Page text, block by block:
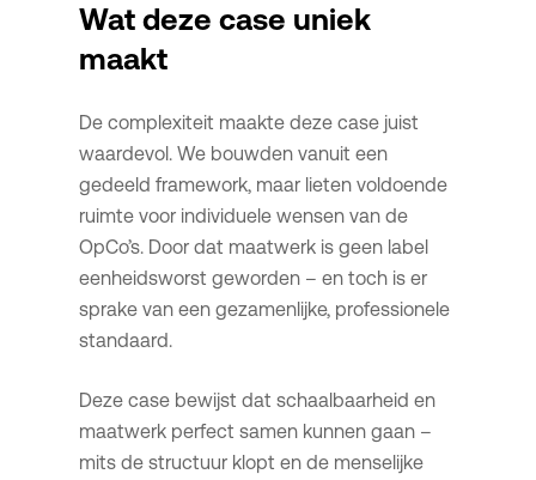
Wat deze case uniek
maakt
De complexiteit maakte deze case juist
waardevol. We bouwden vanuit een
gedeeld framework, maar lieten voldoende
ruimte voor individuele wensen van de
OpCo’s. Door dat maatwerk is geen label
eenheidsworst geworden – en toch is er
sprake van een gezamenlijke, professionele
standaard.
Deze case bewijst dat schaalbaarheid en
maatwerk perfect samen kunnen gaan –
mits de structuur klopt en de menselijke